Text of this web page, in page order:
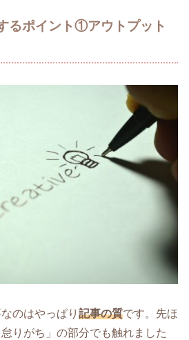
るポイント①アウトプット
のはやっぱり 記事の質です。先ほ
りがち」の部分でも触れました